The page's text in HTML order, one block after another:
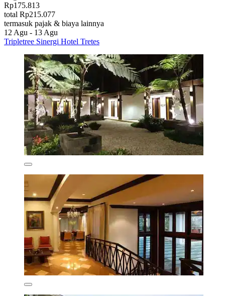
Rp175.813
total Rp215.077
termasuk pajak & biaya lainnya
12 Agu - 13 Agu
Tripletree Sinergi Hotel Tretes